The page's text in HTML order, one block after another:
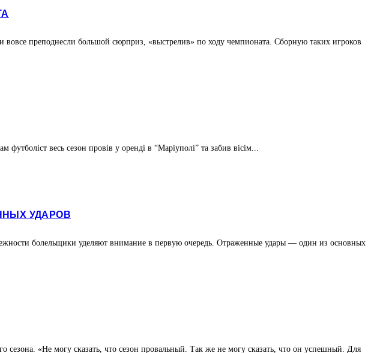
преподнесли большой сюрприз, «выстрелив» по ходу чемпионата. Сборную таких игроков
весь сезон провів у оренді в “Маріуполі” та забив вісім...
УДАРОВ
болельщики уделяют внимание в первую очередь. Отраженные удары — один из основных
«Не могу сказать, что сезон провальный. Так же не могу сказать, что он успешный. Для